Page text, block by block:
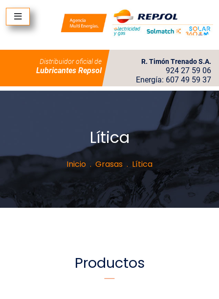
Distribuidor oficial de
Lubricantes Repsol
R. Timón Trenado S.A.
924 27 59 06
Energía: 607 49 59 37
Lítica
Inicio Grasas Lítica
Productos